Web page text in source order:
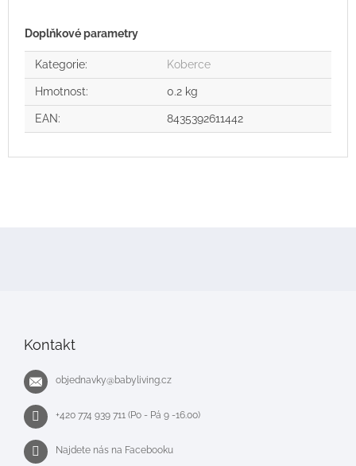
Doplňkové parametry
Kategorie: Koberce
Hmotnost: 0.2 kg
EAN: 8435392611442
Kontakt
objednavky@babyliving.cz
+420 774 939 711 (Po - Pá 9 -16.00)
Najdete nás na Facebooku